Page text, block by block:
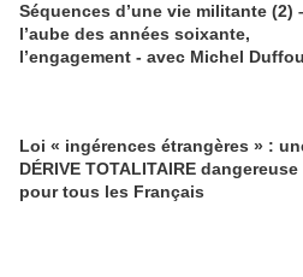
Séquences d’une vie militante (2)
l’aube des années soixante,
l’engagement - avec Michel
Loi « ingérences étrangères » :
DÉRIVE TOTALITAIRE dangereuse
pour tous les Français